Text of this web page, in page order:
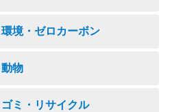
環境・ゼロカーボン
動物
ゴミ・リサイクル